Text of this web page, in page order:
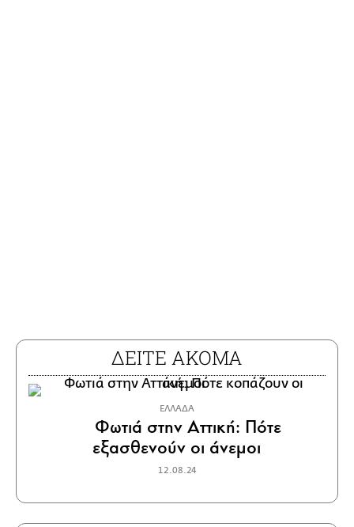
ΔΕΙΤΕ ΑΚΟΜΑ
ΕΛΛΑΔΑ
Φωτιά στην Αττική: Πότε
εξασθενούν οι άνεμοι
12.08.24